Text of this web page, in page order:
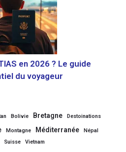
en 2026 ? Le guide
du voyageur
Bolivie Bretagne Destoinations
Montagne Méditerranée
Népal
Suisse Vietnam